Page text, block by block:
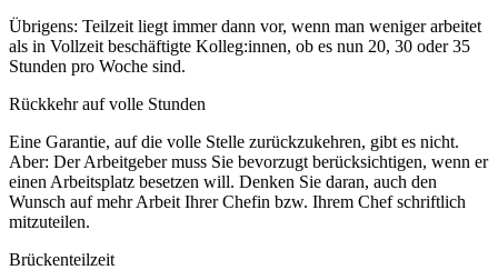
Übrigens: Teilzeit liegt immer dann vor, wenn man weniger arbeitet
als in Vollzeit beschäftigte Kolleg:innen, ob es nun 20, 30 oder 35
Stunden pro Woche sind.
Rückkehr auf volle Stunden
Eine Garantie, auf die volle Stelle zurückzukehren, gibt es nicht.
Aber: Der Arbeitgeber muss Sie bevorzugt berücksichtigen, wenn er
einen Arbeitsplatz besetzen will. Denken Sie daran, auch den
Wunsch auf mehr Arbeit Ihrer Chefin bzw. Ihrem Chef schriftlich
mitzuteilen.
Brückenteilzeit